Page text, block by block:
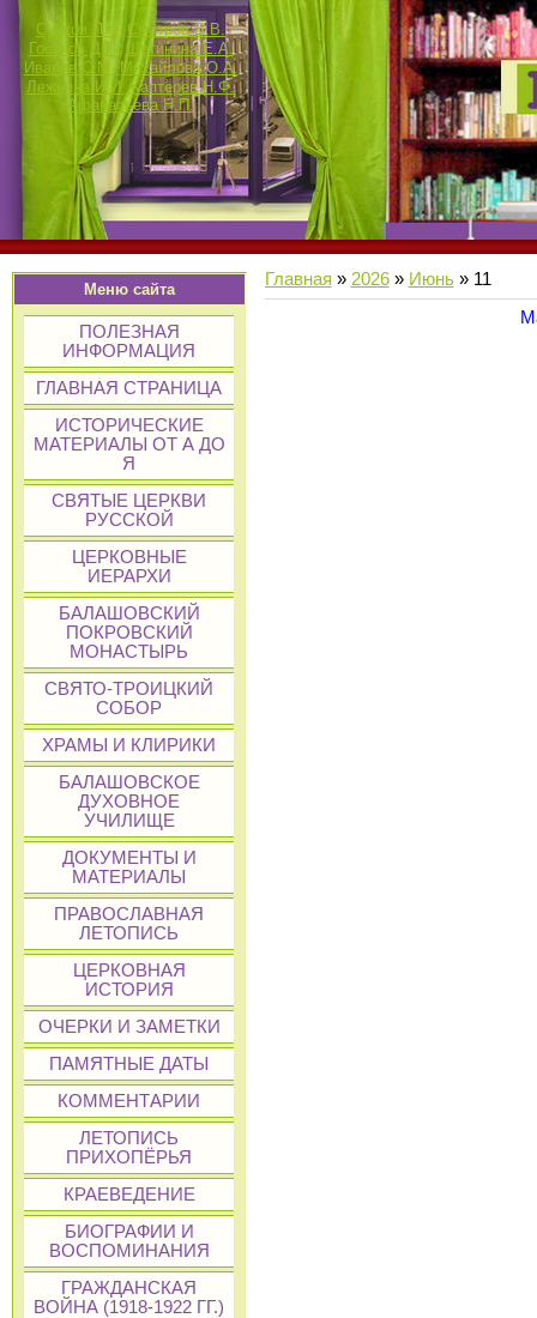
Сучков П.К. Смотров В.В.
Госьков Д.П.
Щетинина Е.А.
Иванов С.М. Михайлова О.А.
Лежнина И.И. Каптерев Н.Ф.
Афанасьева Н.П.
Меню сайта
ПОЛЕЗНАЯ
ИНФОРМАЦИЯ
ГЛАВНАЯ СТРАНИЦА
ИСТОРИЧЕСКИЕ
МАТЕРИАЛЫ ОТ А ДО
Я
СВЯТЫЕ ЦЕРКВИ
РУССКОЙ
ЦЕРКОВНЫЕ
ИЕРАРХИ
БАЛАШОВСКИЙ
ПОКРОВСКИЙ
МОНАСТЫРЬ
СВЯТО-ТРОИЦКИЙ
СОБОР
ХРАМЫ И КЛИРИКИ
БАЛАШОВСКОЕ
ДУХОВНОЕ
УЧИЛИЩЕ
ДОКУМЕНТЫ И
МАТЕРИАЛЫ
ПРАВОСЛАВНАЯ
ЛЕТОПИСЬ
ЦЕРКОВНАЯ
ИСТОРИЯ
ОЧЕРКИ И ЗАМЕТКИ
ПАМЯТНЫЕ ДАТЫ
КОММЕНТАРИИ
ЛЕТОПИСЬ
ПРИХОПЁРЬЯ
КРАЕВЕДЕНИЕ
БИОГРАФИИ И
ВОСПОМИНАНИЯ
ГРАЖДАНСКАЯ
ВОЙНА (1918-1922 ГГ.)
Главная » 2026 » Июнь » 11